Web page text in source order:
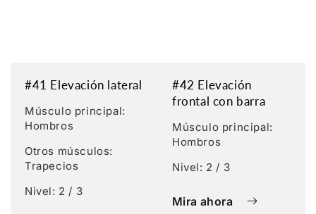
#41 Elevación lateral
Músculo principal:
Hombros
Otros músculos:
Trapecios
Nivel: 2 / 3
#42 Elevación
frontal con barra
Músculo principal:
Hombros
Nivel: 2 / 3
Mira ahora